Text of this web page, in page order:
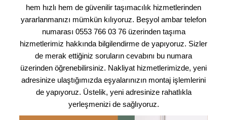
hem hızlı hem de güvenilir taşımacılık hizmetlerinden
yararlanmanızı mümkün kılıyoruz. Beşyol ambar telefon
numarası 0553 766 03 76 üzerinden taşıma
hizmetlerimiz hakkında bilgilendirme de yapıyoruz. Sizler
de merak ettiğiniz soruların cevabını bu numara
üzerinden öğrenebilirsiniz. Nakliyat hizmetlerimizde, yeni
adresinize ulaştığımızda eşyalarınızın montaj işlemlerini
de yapıyoruz. Üstelik, yeni adresinize rahatlıkla
yerleşmenizi de sağlıyoruz.